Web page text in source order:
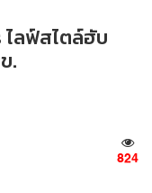
ไลฟ์สไตล์ฮับ
.
824